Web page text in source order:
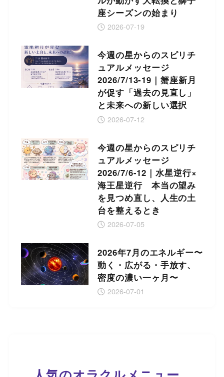
座シーズンの始まり
2026-07-19
今週の星からのスピリチ
ュアルメッセージ
2026/7/13-19｜蟹座新月
が促す「過去の見直し」
と未来への新しい選択
2026-07-12
今週の星からのスピリチ
ュアルメッセージ
2026/7/6-12｜水星逆行×
海王星逆行 本当の望み
を見つめ直し、人生の土
台を整えるとき
2026-07-05
2026年7月のエネルギー〜
動く・広がる・手放す、
密度の濃い一ヶ月〜
2026-07-01